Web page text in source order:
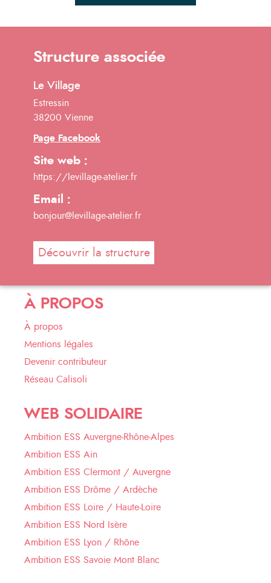
Structure associée
Le Village
Estressin
38200 Vienne
Page Facebook
Site web :
https://levillage-atelier.fr
Email :
bonjour@levillage-atelier.fr
Découvrir la structure
À PROPOS
À propos
Mentions légales
Devenir contributeur
Réseau Calisoli
WEB SOLIDAIRE
Ambition ESS Auvergne-Rhône-Alpes
Ambition ESS Ain
Ambition ESS Clermont / Auvergne
Ambition ESS Drôme / Ardèche
Ambition ESS Loire / Haute-Loire
Ambition ESS Nord Isère
Ambition ESS Lyon / Rhône
Ambition ESS Savoie Mont Blanc